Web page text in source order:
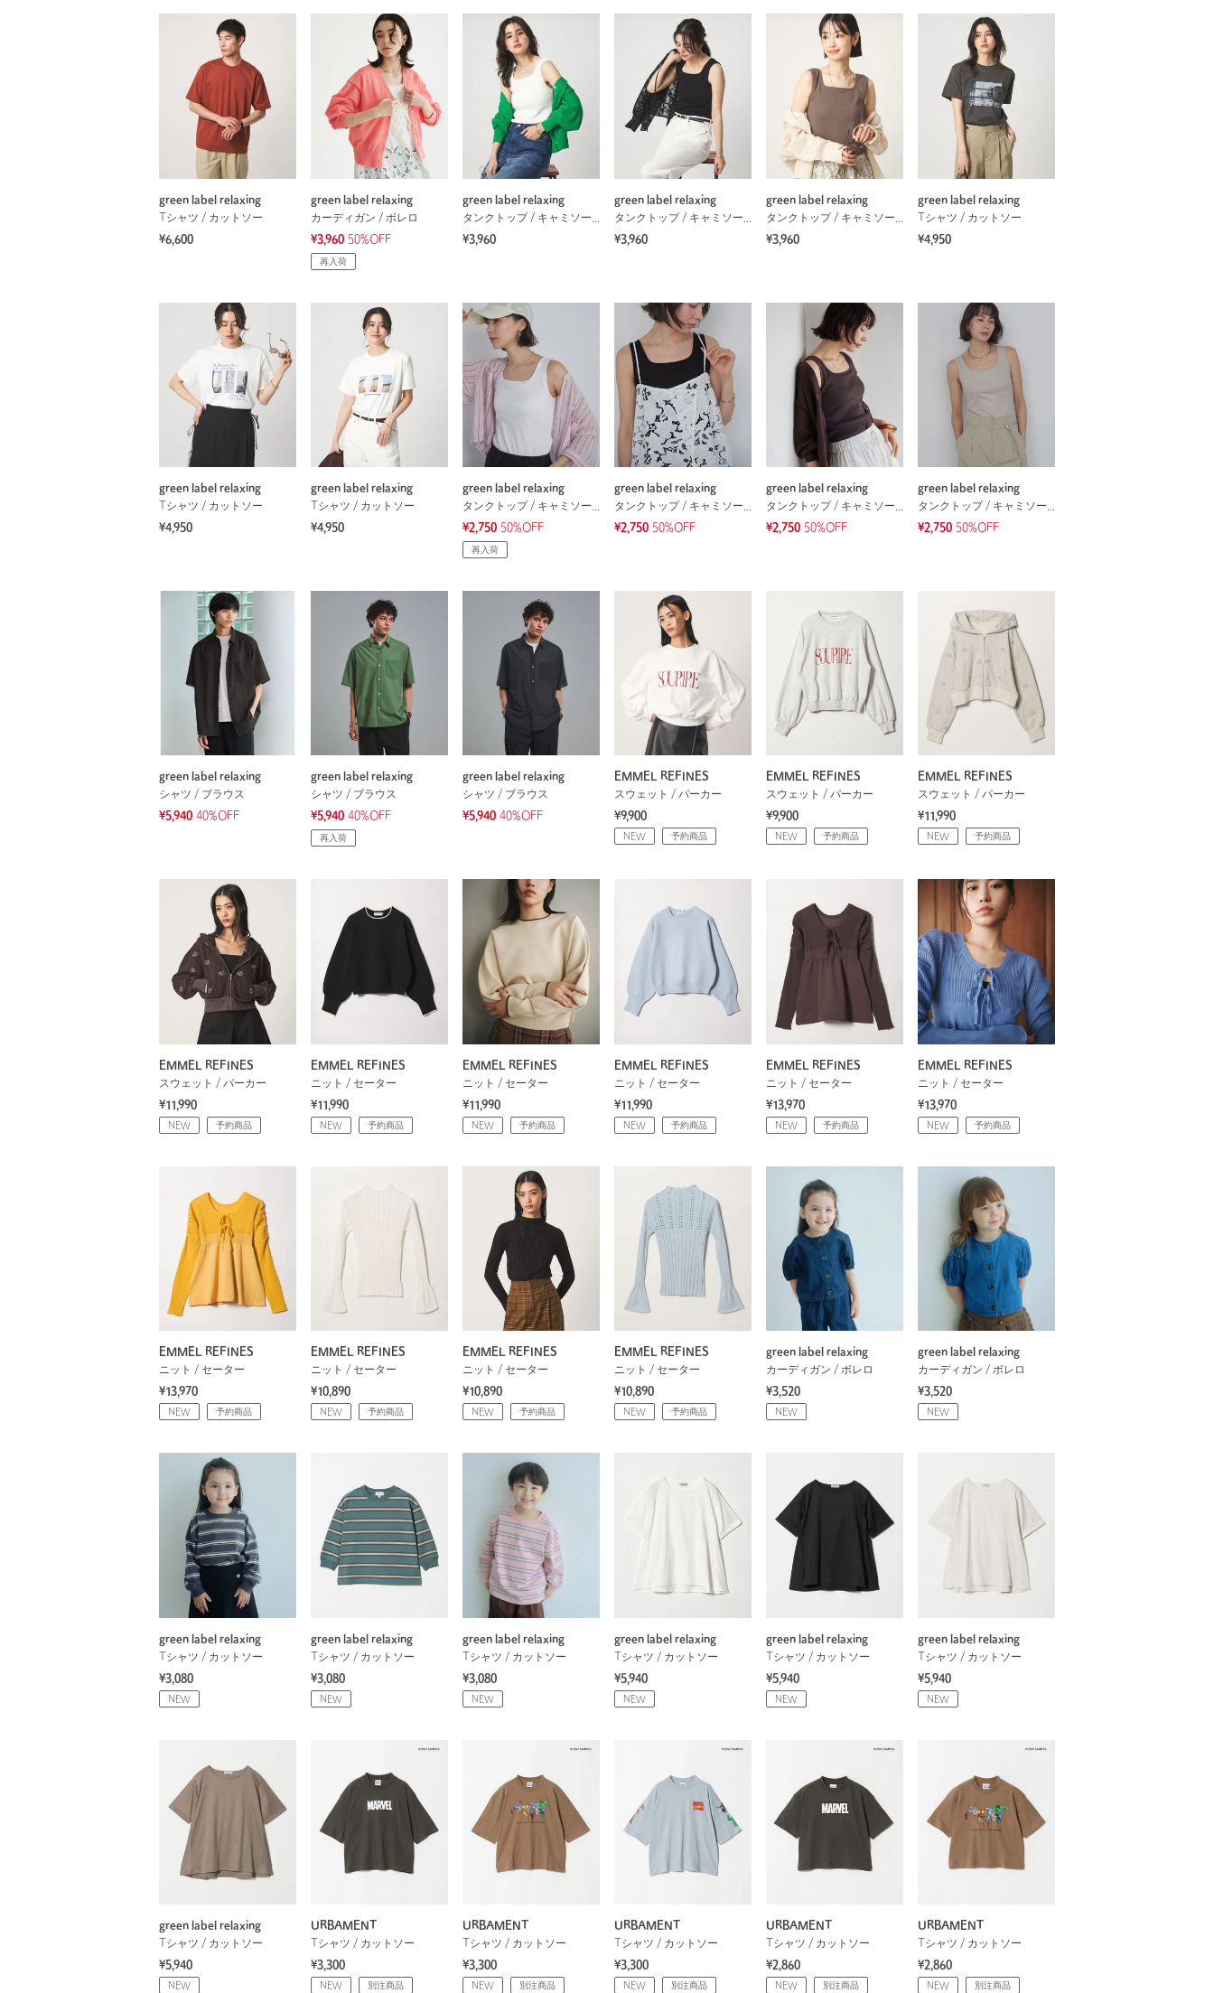
green label relaxing
Tシャツ / カットソー
¥6,600
green label relaxing
カーディガン / ボレロ
¥3,960 50%OFF
再入荷
green label relaxing
タンクトップ / キャミソール
¥3,960
green label relaxing
タンクトップ / キャミソール
¥3,960
green label relaxing
タンクトップ / キャミソール
¥3,960
green label relaxing
Tシャツ / カットソー
¥4,950
green label relaxing
Tシャツ / カットソー
¥4,950
green label relaxing
Tシャツ / カットソー
¥4,950
green label relaxing
タンクトップ / キャミソール
¥2,750 50%OFF
再入荷
green label relaxing
タンクトップ / キャミソール
¥2,750 50%OFF
green label relaxing
タンクトップ / キャミソール
¥2,750 50%OFF
green label relaxing
タンクトップ / キャミソール
¥2,750 50%OFF
green label relaxing
シャツ / ブラウス
¥5,940 40%OFF
green label relaxing
シャツ / ブラウス
¥5,940 40%OFF
再入荷
green label relaxing
シャツ / ブラウス
¥5,940 40%OFF
EMMEL REFINES
スウェット / パーカー
¥9,900
NEW 予約商品
EMMEL REFINES
スウェット / パーカー
¥9,900
NEW 予約商品
EMMEL REFINES
スウェット / パーカー
¥11,990
NEW 予約商品
EMMEL REFINES
スウェット / パーカー
¥11,990
NEW 予約商品
EMMEL REFINES
ニット / セーター
¥11,990
NEW 予約商品
EMMEL REFINES
ニット / セーター
¥11,990
NEW 予約商品
EMMEL REFINES
ニット / セーター
¥11,990
NEW 予約商品
EMMEL REFINES
ニット / セーター
¥13,970
NEW 予約商品
EMMEL REFINES
ニット / セーター
¥13,970
NEW 予約商品
EMMEL REFINES
ニット / セーター
¥13,970
NEW 予約商品
EMMEL REFINES
ニット / セーター
¥10,890
NEW 予約商品
EMMEL REFINES
ニット / セーター
¥10,890
NEW 予約商品
EMMEL REFINES
ニット / セーター
¥10,890
NEW 予約商品
green label relaxing
カーディガン / ボレロ
¥3,520
NEW
green label relaxing
カーディガン / ボレロ
¥3,520
NEW
green label relaxing
Tシャツ / カットソー
¥3,080
NEW
green label relaxing
Tシャツ / カットソー
¥3,080
NEW
green label relaxing
Tシャツ / カットソー
¥3,080
NEW
green label relaxing
Tシャツ / カットソー
¥5,940
NEW
green label relaxing
Tシャツ / カットソー
¥5,940
NEW
green label relaxing
Tシャツ / カットソー
¥5,940
NEW
green label relaxing
Tシャツ / カットソー
¥5,940
NEW
URBAMENT
Tシャツ / カットソー
¥3,300
NEW 別注商品
URBAMENT
Tシャツ / カットソー
¥3,300
NEW 別注商品
URBAMENT
Tシャツ / カットソー
¥3,300
NEW 別注商品
URBAMENT
Tシャツ / カットソー
¥2,860
NEW 別注商品
URBAMENT
Tシャツ / カットソー
¥2,860
NEW 別注商品